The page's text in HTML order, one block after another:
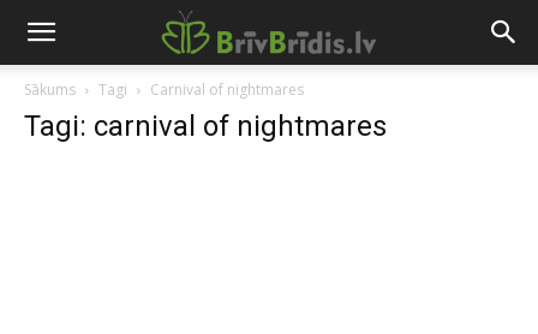
Sākums Tagi Carnival of nightmares
Tagi: carnival of nightmares